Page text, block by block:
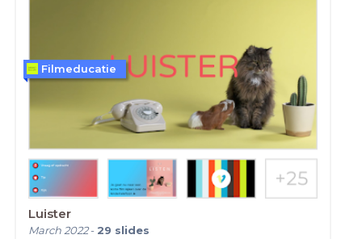
Luister
March 2022- 29 slides
Filmeducatie